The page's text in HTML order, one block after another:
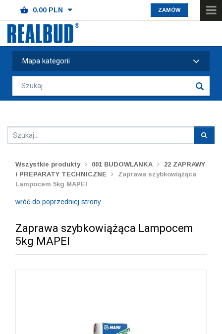
ZAMÓW
Mapa kategorii
Wszystkie produkty 001 BUDOWLANKA
22 ZAPRAWY
i PREPARATY TECHNICZNE
Zaprawa szybkowiążąca
Lampocem 5kg MAPEI
wróć do poprzedniej strony
Zaprawa szybkowiążąca Lampocem
5kg MAPEI